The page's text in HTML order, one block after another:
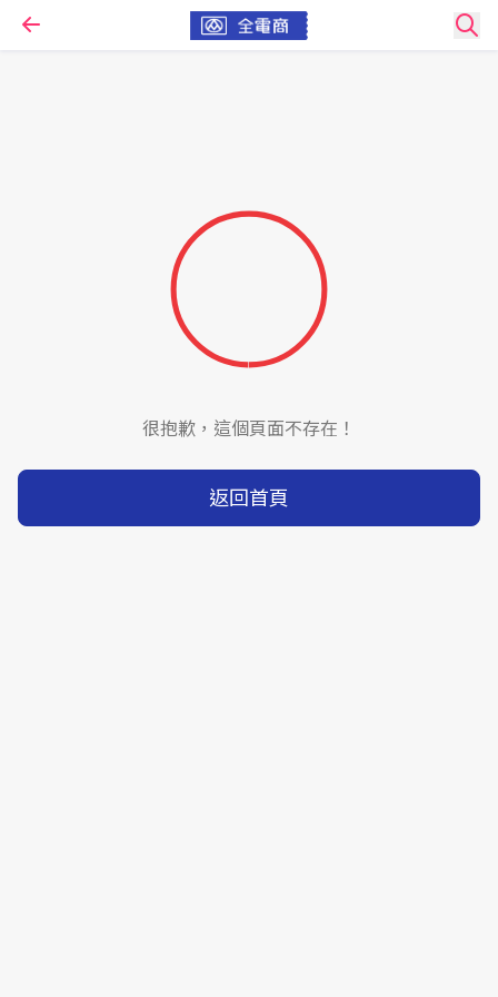
很抱歉，這個頁面不存在！
返回首頁